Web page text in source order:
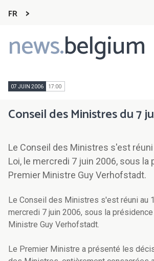
FR
news.belgium
Main
navigation
07 JUIN 2006 17:00
Conseil des Ministres du 7
Le Conseil des Ministres s'est réuni
Loi, le mercredi 7 juin 2006, sous la
Premier Ministre Guy Verhofstadt.
Le Conseil des Ministres s'est réuni au
mercredi 7 juin 2006, sous la
Ministre Guy Verhofstadt.
Le Premier Ministre a présenté les